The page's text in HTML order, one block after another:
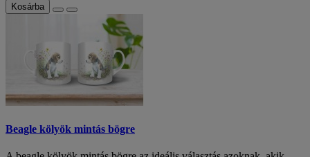
Kosárba
Beagle kölyök mintás bögre